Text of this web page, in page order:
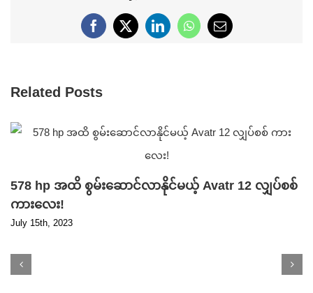
Facebook
X LinkedInWhatsApp
Email
Related Posts
578 hp အထိ စွမ်းဆောင်လာနိုင်မယ့် Avatr 12 လျှပ်စစ်
ကားလေး!
July 15th, 2023